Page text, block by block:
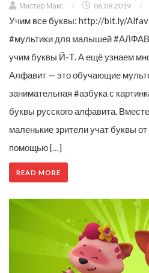
Мистер Макс / 06.09.2019 /
Учим все буквы: http://bit.ly/
#мультики для малышей
учим буквы Й-Т. А ещё узнаем
Алфавит — это обучающие
занимательная #азбука с
буквы русского алфавита.
маленькие зрители учат буквы
помощью […]
READ MORE